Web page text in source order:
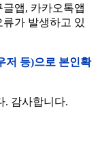
앱, 카카오톡앱
가 발생하고 있
저 등)으로 본인확
. 감사합니다.